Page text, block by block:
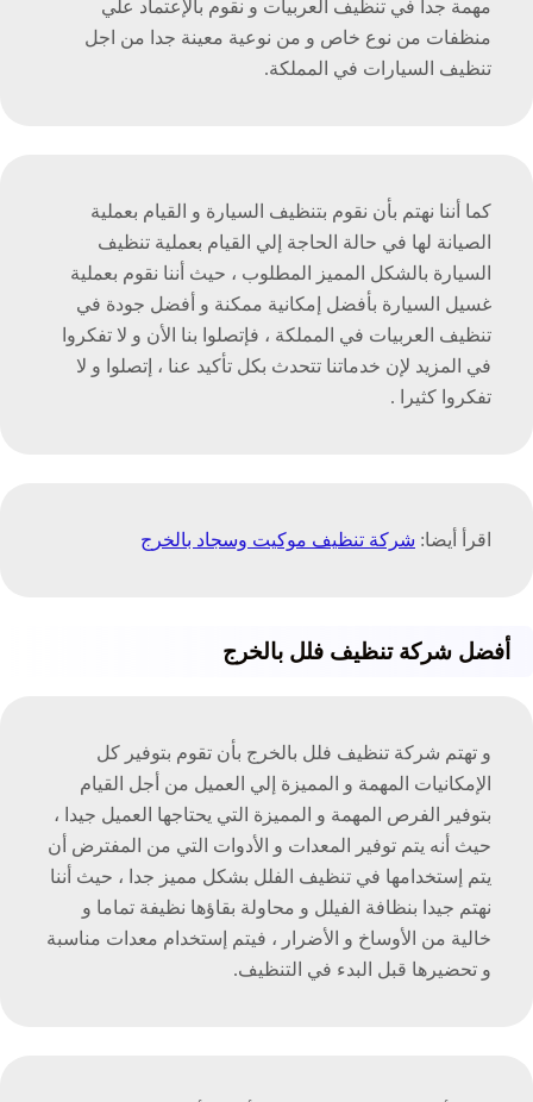
مهمة جدا في تنظيف العربيات و نقوم بالإعتماد علي
منظفات من نوع خاص و من نوعية معينة جدا من اجل
تنظيف السيارات في المملكة.
كما أننا نهتم بأن نقوم بتنظيف السيارة و القيام بعملية
الصيانة لها في حالة الحاجة إلي القيام بعملية تنظيف
السيارة بالشكل المميز المطلوب ، حيث أننا نقوم بعملية
غسيل السيارة بأفضل إمكانية ممكنة و أفضل جودة في
تنظيف العربيات في المملكة ، فإتصلوا بنا الأن و لا تفكروا
في المزيد لإن خدماتنا تتحدث بكل تأكيد عنا ، إتصلوا و لا
تفكروا كثيرا .
اقرأ أيضا: شركة تنظيف موكيت وسجاد بالخرج
أفضل شركة تنظيف فلل بالخرج
و تهتم شركة تنظيف فلل بالخرج بأن تقوم بتوفير كل
الإمكانيات المهمة و المميزة إلي العميل من أجل القيام
بتوفير الفرص المهمة و المميزة التي يحتاجها العميل جيدا ،
حيث أنه يتم توفير المعدات و الأدوات التي من المفترض أن
يتم إستخدامها في تنظيف الفلل بشكل مميز جدا ، حيث أننا
نهتم جيدا بنظافة الفيلل و محاولة بقاؤها نظيفة تماما و
خالية من الأوساخ و الأضرار ، فيتم إستخدام معدات مناسبة
و تحضيرها قبل البدء في التنظيف.